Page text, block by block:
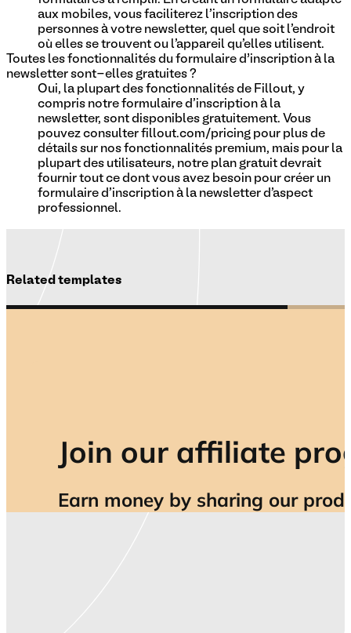
aux mobiles, vous faciliterez l'inscription des
personnes à votre newsletter, quel que soit l'endroit
où elles se trouvent ou l'appareil qu'elles utilisent.
Toutes les fonctionnalités du formulaire d’inscription à la
newsletter sont-elles gratuites ?
Oui, la plupart des fonctionnalités de Fillout, y
compris notre formulaire d'inscription à la
newsletter, sont disponibles gratuitement. Vous
pouvez consulter fillout.com/pricing pour plus de
détails sur nos fonctionnalités premium, mais pour la
plupart des utilisateurs, notre plan gratuit devrait
fournir tout ce dont vous avez besoin pour créer un
formulaire d'inscription à la newsletter d'aspect
professionnel.
Related templates